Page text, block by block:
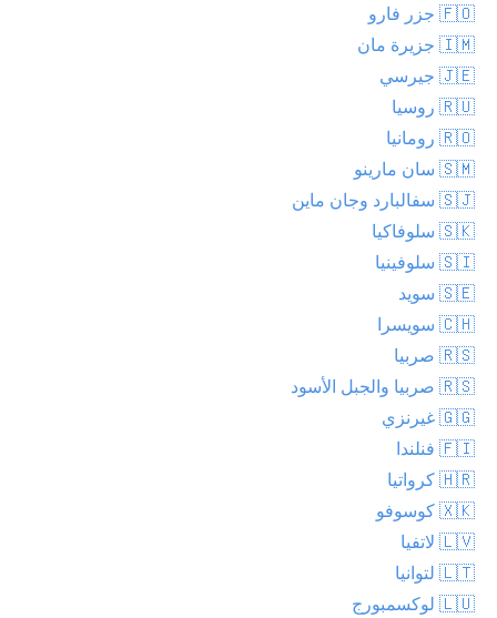
🇫🇴 جزر فارو
🇮🇲 جزيرة مان
🇯🇪 جيرسي
🇷🇺 روسيا
🇷🇴 رومانيا
🇸🇲 سان مارينو
🇸🇯 سفالبارد وجان ماين
🇸🇰 سلوفاكيا
🇸🇮 سلوفينيا
🇸🇪 سويد
🇨🇭 سويسرا
🇷🇸 صربيا
🇷🇸 صربيا والجبل الأسود
🇬🇬 غيرنزي
🇫🇮 فنلندا
🇭🇷 كرواتيا
🇽🇰 كوسوفو
🇱🇻 لاتفيا
🇱🇹 لتوانيا
🇱🇺 لوكسمبورج